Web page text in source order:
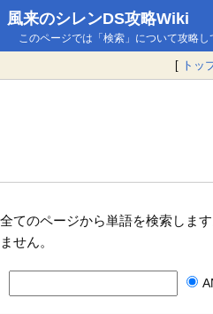
風来のシレンDS攻略Wiki
このページでは「検索」について攻略し
[ トッ
全てのページから単語を検索しま
ません。